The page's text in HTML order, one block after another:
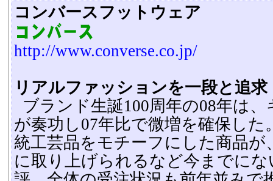
コンバースフットウェア
http://www.converse.co.jp/
リアルファッションを一段と追求
ブランド生誕100周年の08年は
が奏功し07年比で微増を確保した
統工芸品をモチーフにした商品が
に取り上げられるなど今までに